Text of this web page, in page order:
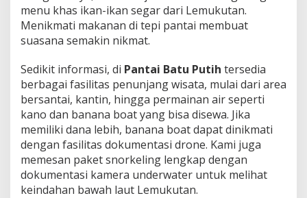
menu khas ikan-ikan segar dari Lemukutan.
Menikmati makanan di tepi pantai membuat
suasana semakin nikmat.
Sedikit informasi, di Pantai Batu Putih tersedia
berbagai fasilitas penunjang wisata, mulai dari area
bersantai, kantin, hingga permainan air seperti
kano dan banana boat yang bisa disewa. Jika
memiliki dana lebih, banana boat dapat dinikmati
dengan fasilitas dokumentasi drone. Kami juga
memesan paket snorkeling lengkap dengan
dokumentasi kamera underwater untuk melihat
keindahan bawah laut Lemukutan.